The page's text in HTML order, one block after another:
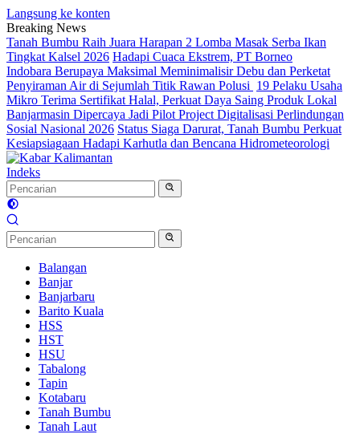
Langsung ke konten
Breaking News
Tanah Bumbu Raih Juara Harapan 2 Lomba Masak Serba Ikan
Tingkat Kalsel 2026 Hadapi Cuaca Ekstrem, PT Borneo
Indobara Berupaya Maksimal Meminimalisir Debu dan Perketat
Penyiraman Air di Sejumlah Titik Rawan Polusi 19 Pelaku Usaha
Mikro Terima Sertifikat Halal, Perkuat Daya Saing Produk Lokal
Banjarmasin Dipercaya Jadi Pilot Project Digitalisasi Perlindungan
Sosial Nasional 2026 Status Siaga Darurat, Tanah Bumbu Perkuat
Kesiapsiagaan Hadapi Karhutla dan Bencana Hidrometeorologi
Indeks
Balangan
Banjar
Banjarbaru
Barito Kuala
HSS
HST
HSU
Tabalong
Tapin
Kotabaru
Tanah Bumbu
Tanah Laut